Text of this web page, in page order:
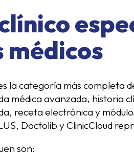
médicos
la categoría más completa
médica avanzada, historia
receta electrónica y
Doctolib y ClinicCloud
son: